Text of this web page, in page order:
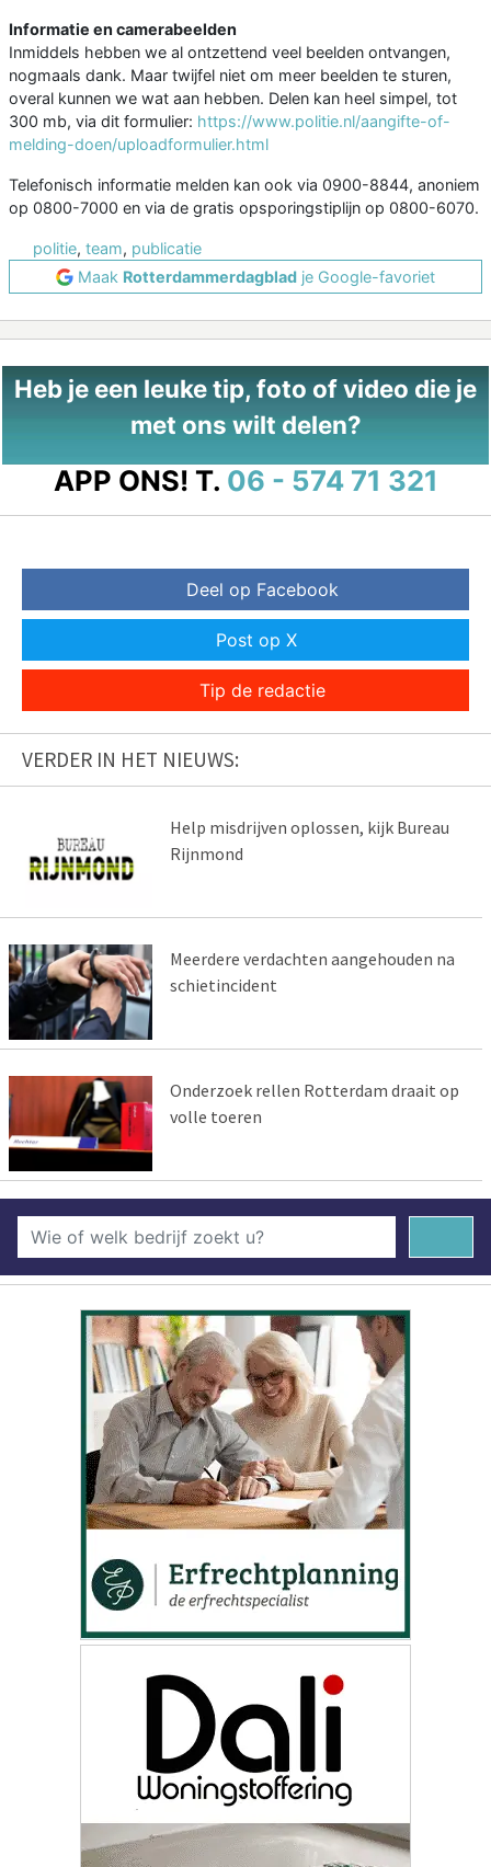
Informatie en camerabeelden
Inmiddels hebben we al ontzettend veel beelden ontvangen,
nogmaals dank. Maar twijfel niet om meer beelden te sturen,
overal kunnen we wat aan hebben. Delen kan heel simpel, tot
300 mb, via dit formulier: https://www.politie.nl/aangifte-of-
melding-doen/uploadformulier.html
Telefonisch informatie melden kan ook via 0900-8844, anoniem
op 0800-7000 en via de gratis opsporingstiplijn op 0800-6070.
politie, team, publicatie
Maak Rotterdammerdagblad je Google-favoriet
Heb je een leuke tip, foto of video die je
met ons wilt delen?
APP ONS! T. 06 - 574 71 321
Deel op Facebook
Post op X
Tip de redactie
VERDER IN HET NIEUWS:
Help misdrijven oplossen, kijk Bureau
Rijnmond
Meerdere verdachten aangehouden na
schietincident
Onderzoek rellen Rotterdam draait op
volle toeren